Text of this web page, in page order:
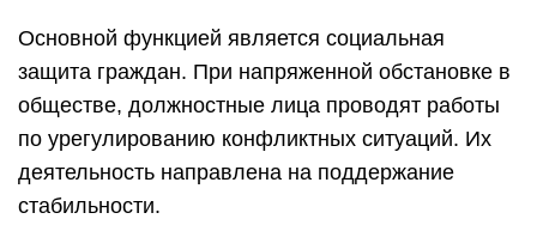
Основной функцией является социальная
защита граждан. При напряженной обстановке в
обществе, должностные лица проводят работы
по урегулированию конфликтных ситуаций. Их
деятельность направлена на поддержание
стабильности.